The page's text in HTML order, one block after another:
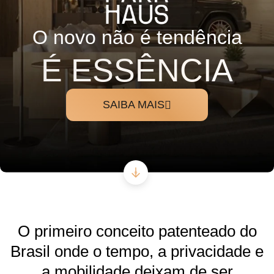
O novo não é tendência
É ESSÊNCIA
SAIBA MAIS
O primeiroconceito patenteado do
Brasil onde o tempo, a privacidade e